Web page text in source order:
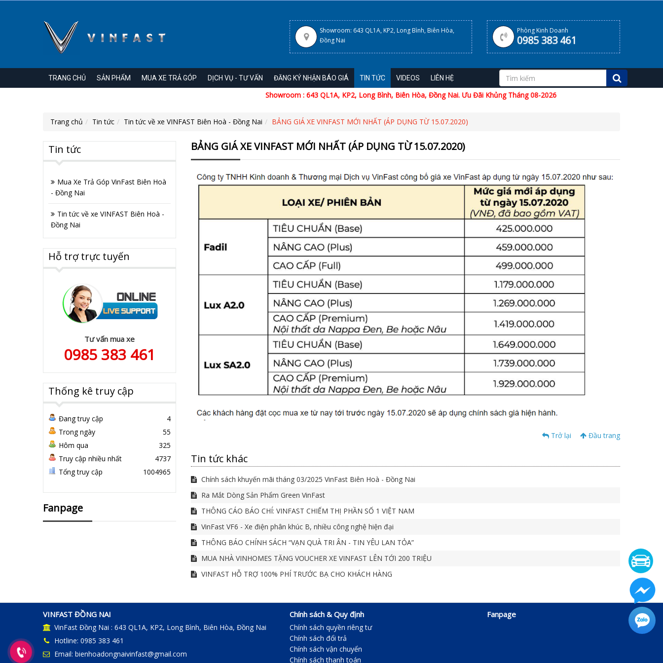
Showroom: 643 QL1A, KP2, Long Bình, Biên Hòa,
Đồng Nai
Phòng Kinh Doanh
0985 383 461
TRANG CHỦ SẢN PHẨM MUA XE TRẢ GÓP DỊCH VỤ - TƯ VẤN ĐĂNG KÝ NHẬN BÁO GIÁ TIN TỨC VIDEOS LIÊN HỆ
Showroom : 643 QL1A, KP2, Long Bình, Biên Hòa, Đồng Nai. Ưu Đãi Khủng Tháng 08-2026
Trang chủ Tin tức Tin tức về xe VINFAST Biên Hoà - Đồng Nai BẢNG GIÁ XE VINFAST MỚI NHẤT (ÁP DỤNG TỪ 15.07.2020)
BẢNG GIÁ XE VINFAST MỚI NHẤT (ÁP DỤNG TỪ 15.07.2020)
Trở lại Đầu trang
Tin tức khác
Chính sách khuyến mãi tháng 03/2025 VinFast Biên Hoà - Đồng Nai
Ra Mắt Dòng Sản Phẩm Green VinFast
THÔNG CÁO BÁO CHÍ: VINFAST CHIẾM THỊ PHẦN SỐ 1 VIỆT NAM
VinFast VF6 - Xe điện phân khúc B, nhiều công nghệ hiện đại
THÔNG BÁO CHÍNH SÁCH “VẠN QUÀ TRI ÂN - TIN YÊU LAN TỎA”
MUA NHÀ VINHOMES TẶNG VOUCHER XE VINFAST LÊN TỚI 200 TRIỆU
VINFAST HỖ TRỢ 100% PHÍ TRƯỚC BẠ CHO KHÁCH HÀNG
Tin tức
Mua Xe Trả Góp VinFast Biên Hoà
- Đồng Nai
Tin tức về xe VINFAST Biên Hoà -
Đồng Nai
Hỗ trợ trực tuyến
Tư vấn mua xe
0985 383 461
Thống kê truy cập
Đang truy cập
4
Trong ngày
55
Hôm qua
325
Truy cập nhiều nhất
4737
Tổng truy cập
1004965
Fanpage
VINFAST ĐỒNG NAI
VinFast Đồng Nai : 643 QL1A, KP2, Long Bình, Biên Hòa, Đồng Nai
Hotline: 0985 383 461
Email: bienhoadongnaivinfast@gmail.com
Chính sách & Quy định
Chính sách quyền riêng tư
Chính sách đổi trả
Chính sách vận chuyển
Chính sách thanh toán
Fanpage